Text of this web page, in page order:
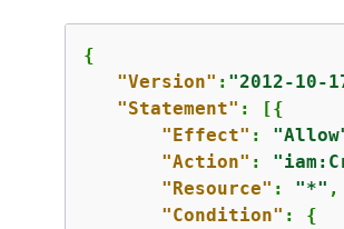
{
"Version" : "2012-10-
"Statement" : [{
"Effect" :
"Action" :
"Resource" : "*" ,
"Condition" : {